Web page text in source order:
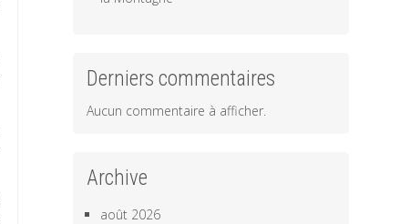
Derniers commentaires
Aucun commentaire à afficher.
Archive
août 2026